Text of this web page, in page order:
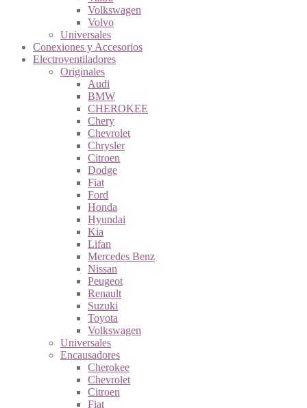
Volkswagen
Volvo
Universales
Conexiones y Accesorios
Electroventiladores
Originales
Audi
BMW
CHEROKEE
Chery
Chevrolet
Chrysler
Citroen
Dodge
Fiat
Ford
Honda
Hyundai
Kia
Lifan
Mercedes Benz
Nissan
Peugeot
Renault
Suzuki
Toyota
Volkswagen
Universales
Encausadores
Cherokee
Chevrolet
Citroen
Fiat